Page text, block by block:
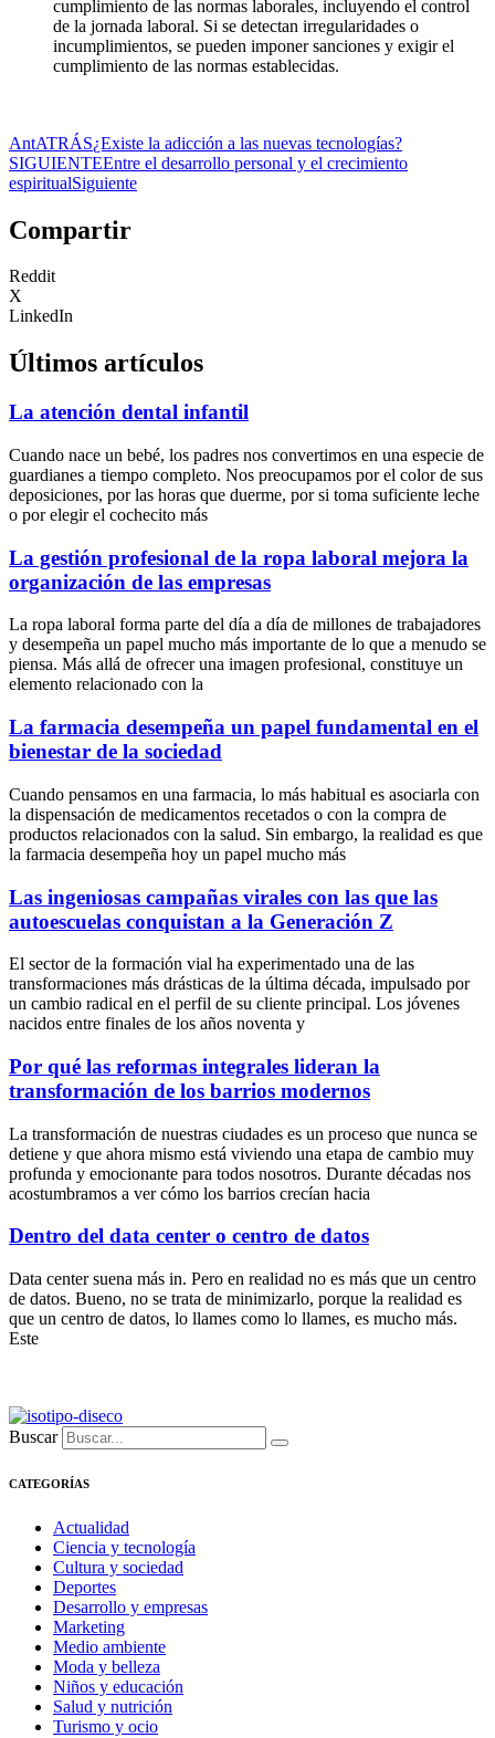
cumplimiento de las normas laborales, incluyendo el control
de la jornada laboral. Si se detectan irregularidades o
incumplimientos, se pueden imponer sanciones y exigir el
cumplimiento de las normas establecidas.
AntATRÁS¿Existe la adicción a las nuevas tecnologías?
SIGUIENTEEntre el desarrollo personal y el crecimiento
espiritualSiguiente
Compartir
Reddit
X
LinkedIn
Últimos artículos
La atención dental infantil
Cuando nace un bebé, los padres nos convertimos en una especie de
guardianes a tiempo completo. Nos preocupamos por el color de sus
deposiciones, por las horas que duerme, por si toma suficiente leche
o por elegir el cochecito más
La gestión profesional de la ropa laboral mejora la
organización de las empresas
La ropa laboral forma parte del día a día de millones de trabajadores
y desempeña un papel mucho más importante de lo que a menudo se
piensa. Más allá de ofrecer una imagen profesional, constituye un
elemento relacionado con la
La farmacia desempeña un papel fundamental en el
bienestar de la sociedad
Cuando pensamos en una farmacia, lo más habitual es asociarla con
la dispensación de medicamentos recetados o con la compra de
productos relacionados con la salud. Sin embargo, la realidad es que
la farmacia desempeña hoy un papel mucho más
Las ingeniosas campañas virales con las que las
autoescuelas conquistan a la Generación Z
El sector de la formación vial ha experimentado una de las
transformaciones más drásticas de la última década, impulsado por
un cambio radical en el perfil de su cliente principal. Los jóvenes
nacidos entre finales de los años noventa y
Por qué las reformas integrales lideran la
transformación de los barrios modernos
La transformación de nuestras ciudades es un proceso que nunca se
detiene y que ahora mismo está viviendo una etapa de cambio muy
profunda y emocionante para todos nosotros. Durante décadas nos
acostumbramos a ver cómo los barrios crecían hacia
Dentro del data center o centro de datos
Data center suena más in. Pero en realidad no es más que un centro
de datos. Bueno, no se trata de minimizarlo, porque la realidad es
que un centro de datos, lo llames como lo llames, es mucho más.
Este
Buscar
CATEGORÍAS
Actualidad
Ciencia y tecnología
Cultura y sociedad
Deportes
Desarrollo y empresas
Marketing
Medio ambiente
Moda y belleza
Niños y educación
Salud y nutrición
Turismo y ocio